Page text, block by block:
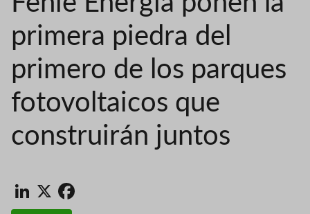
primera piedra del
primero de los parques
fotovoltaicos que
construirán juntos
LinkedIn
X